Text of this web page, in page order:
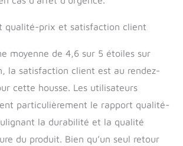
de siège de voiture
133 x 63 x 56 cm,
pour notre voiture
papa le prête parfois
aux voisins et il
s'adapte bien dans
monospaces et
même petites
qualité-prix et satisfaction client
moyenne de 4,6 sur 5 étoiles sur
la satisfaction client est au rendez-
cette housse. Les utilisateurs
particulièrement le rapport qualité-
la durabilité et la qualité
du produit. Bien qu’un seul retour